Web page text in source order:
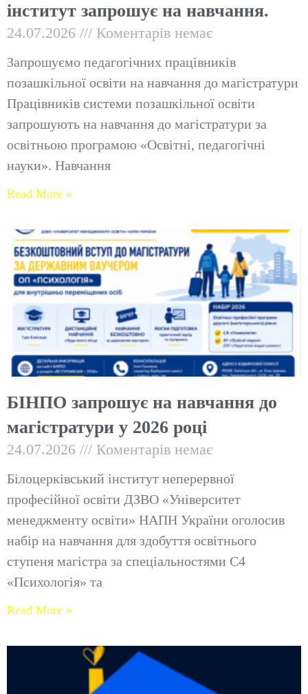
інститут запрошує на навчання.
24.07.2026 Коментарів немає
Запрошуємо педагогічних працівників
позашкільної освіти на навчання до магістратури
Працівників системи позашкільної освіти
запрошують на навчання до магістратури за
освітньою програмою «Освітні, педагогічні
науки». Навчання
Read More »
БІНПО запрошує на навчання до
магістратури у 2026 році
24.07.2026 Коментарів немає
Білоцерківський інститут неперервної
професійної освіти ДЗВО «Університет
менеджменту освіти» НАПН України оголосив
набір на навчання для здобуття освітнього
ступеня магістра за спеціальностями С4
«Психологія» та
Read More »